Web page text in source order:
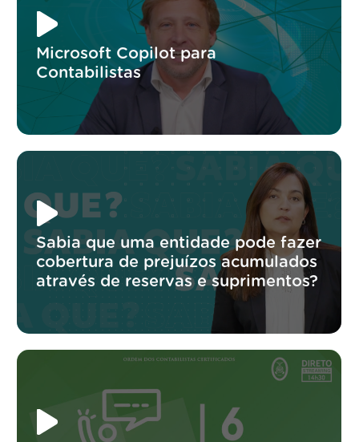
Microsoft Copilot para
Contabilistas
Sabia que uma entidade pode fazer
cobertura de prejuízos acumulados
através de reservas e suprimentos?